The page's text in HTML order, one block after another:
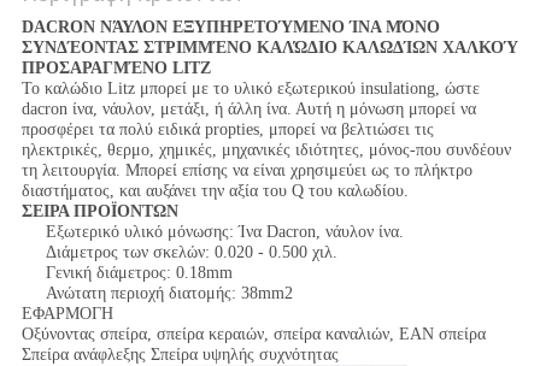
DACRON ΝΆΥΛΟΝ ΕΞΥΠΗΡΕΤΟΎΜΕΝΟ ΊΝΑ ΜΌΝΟ
ΣΥΝΔΈΟΝΤΑΣ ΣΤΡΙΜΜΈΝΟ ΚΑΛΏΔΙΟ ΚΑΛΩΔΊΩΝ ΧΑΛΚΟΎ
ΠΡΟΣΑΡΑΓΜΈΝΟ LITZ
Το καλώδιο Litz μπορεί με το υλικό εξωτερικού insulationg, ώστε
dacron ίνα, νάυλον, μετάξι, ή άλλη ίνα. Αυτή η μόνωση μπορεί να
προσφέρει τα πολύ ειδικά propties, μπορεί να βελτιώσει τις
ηλεκτρικές, θερμο, χημικές, μηχανικές ιδιότητες, μόνος-που συνδέουν
τη λειτουργία. Μπορεί επίσης να είναι χρησιμεύει ως το πλήκτρο
διαστήματος, και αυξάνει την αξία του Q του καλωδίου.
ΣΕΙΡΑ ΠΡΟΪΟΝΤΩΝ
Εξωτερικό υλικό μόνωσης: Ίνα Dacron, νάυλον ίνα.
Διάμετρος των σκελών: 0.020 - 0.500 χιλ.
Γενική διάμετρος: 0.18mm
Ανώτατη περιοχή διατομής: 38mm2
ΕΦΑΡΜΟΓΗ
Οξύνοντας σπείρα, σπείρα κεραιών, σπείρα καναλιών, ΕΑΝ σπείρα
Σπείρα ανάφλεξης Σπείρα υψηλής συχνότητας